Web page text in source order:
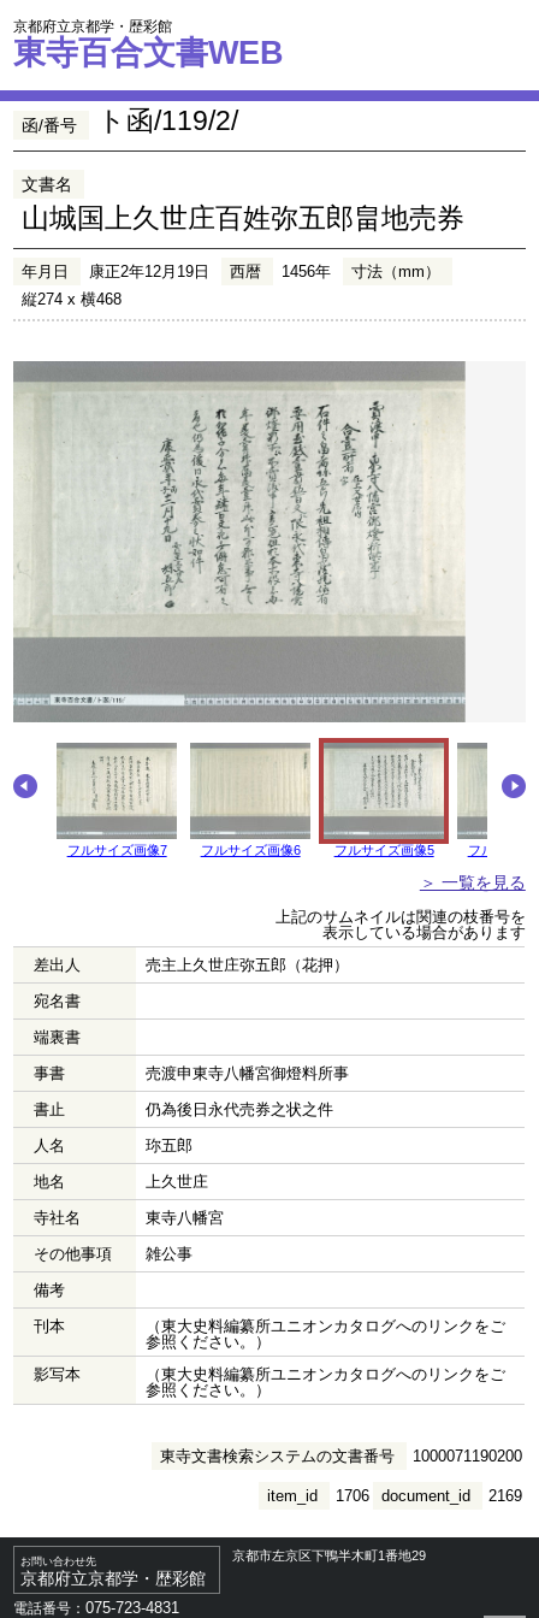
京都府立京都学・歴彩館
東寺百合文書WEB
函/番号 ト函/119/2/
文書名
山城国上久世庄百姓弥五郎畠地売券
年月日 康正2年12月19日 西暦 1456年
寸法（mm）
縦274 x 横468
フルサイズ画像7 フルサイズ画像6 フルサイズ画像5 フルサイズ
＞ 一覧を見る
上記のサムネイルは関連の枝番号を
表示している場合があります
差出人
売主上久世庄弥五郎（花押）
宛名書
端裏書
事書
売渡申東寺八幡宮御燈料所事
書止
仍為後日永代売券之状之件
人名
珎五郎
地名
上久世庄
寺社名
東寺八幡宮
その他事項
雑公事
備考
刊本
（東大史料編纂所ユニオンカタログへのリンクをご
参照ください。）
影写本
（東大史料編纂所ユニオンカタログへのリンクをご
参照ください。）
東寺文書検索システムの文書番号 1000071190200
document_id 2169
item_id 1706
お問い合わせ先
京都府立京都学・歴彩館
京都市左京区下鴨半木町1番地29
電話番号：075-723-4831